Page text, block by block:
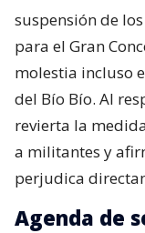
suspensión de
para el Gran
molestia incluso
del Bío Bío. Al
revierta la
a militantes y
perjudica
Agenda de